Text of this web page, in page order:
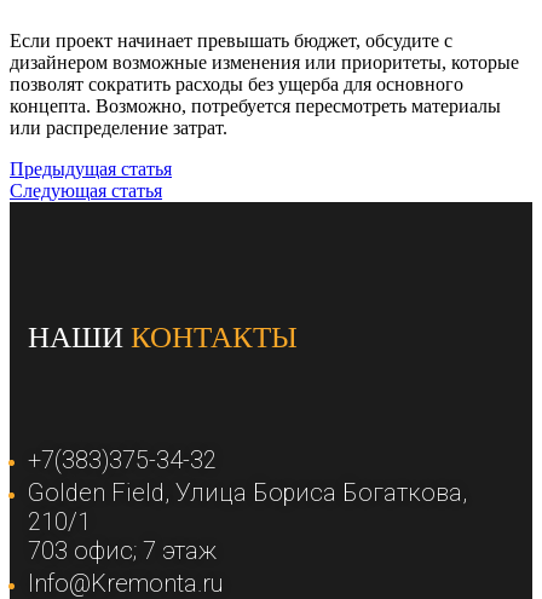
Если проект начинает превышать бюджет, обсудите с
дизайнером возможные изменения или приоритеты, которые
позволят сократить расходы без ущерба для основного
концепта. Возможно, потребуется пересмотреть материалы
или распределение затрат.
Предыдущая статья
Следующая статья
НАШИ КОНТАКТЫ
+7(383)375-34-32
Golden Field​, Улица Бориса Богаткова,
210/1​
703 офис; 7 этаж​
Info@Kremonta.ru